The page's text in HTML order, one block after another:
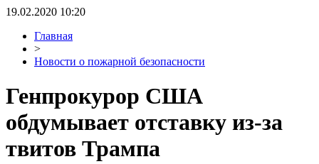
19.02.2020 10:20
Главная
>
Новости о пожарной безопасности
Генпрокурор США
обдумывает отставку из-за
твитов Трампа